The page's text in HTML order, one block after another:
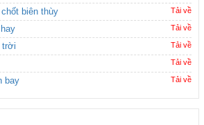
biên thùy Tải về
Tải về
trời Tải về
Tải về
bay Tải về